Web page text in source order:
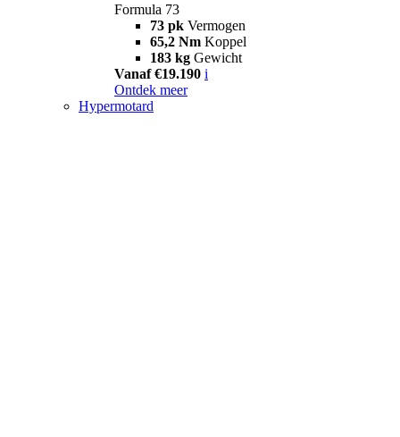
Formula 73
73 pk Vermogen
65,2 Nm Koppel
183 kg Gewicht
Vanaf €19.190 i
Ontdek meer
Hypermotard